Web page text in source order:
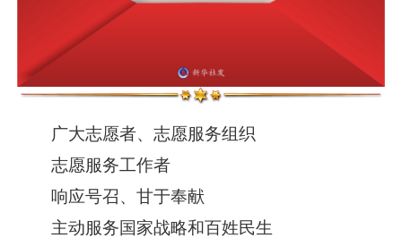
广大志愿者、志愿服务组织
志愿服务工作者
响应号召、甘于奉献
主动服务国家战略和百姓民生